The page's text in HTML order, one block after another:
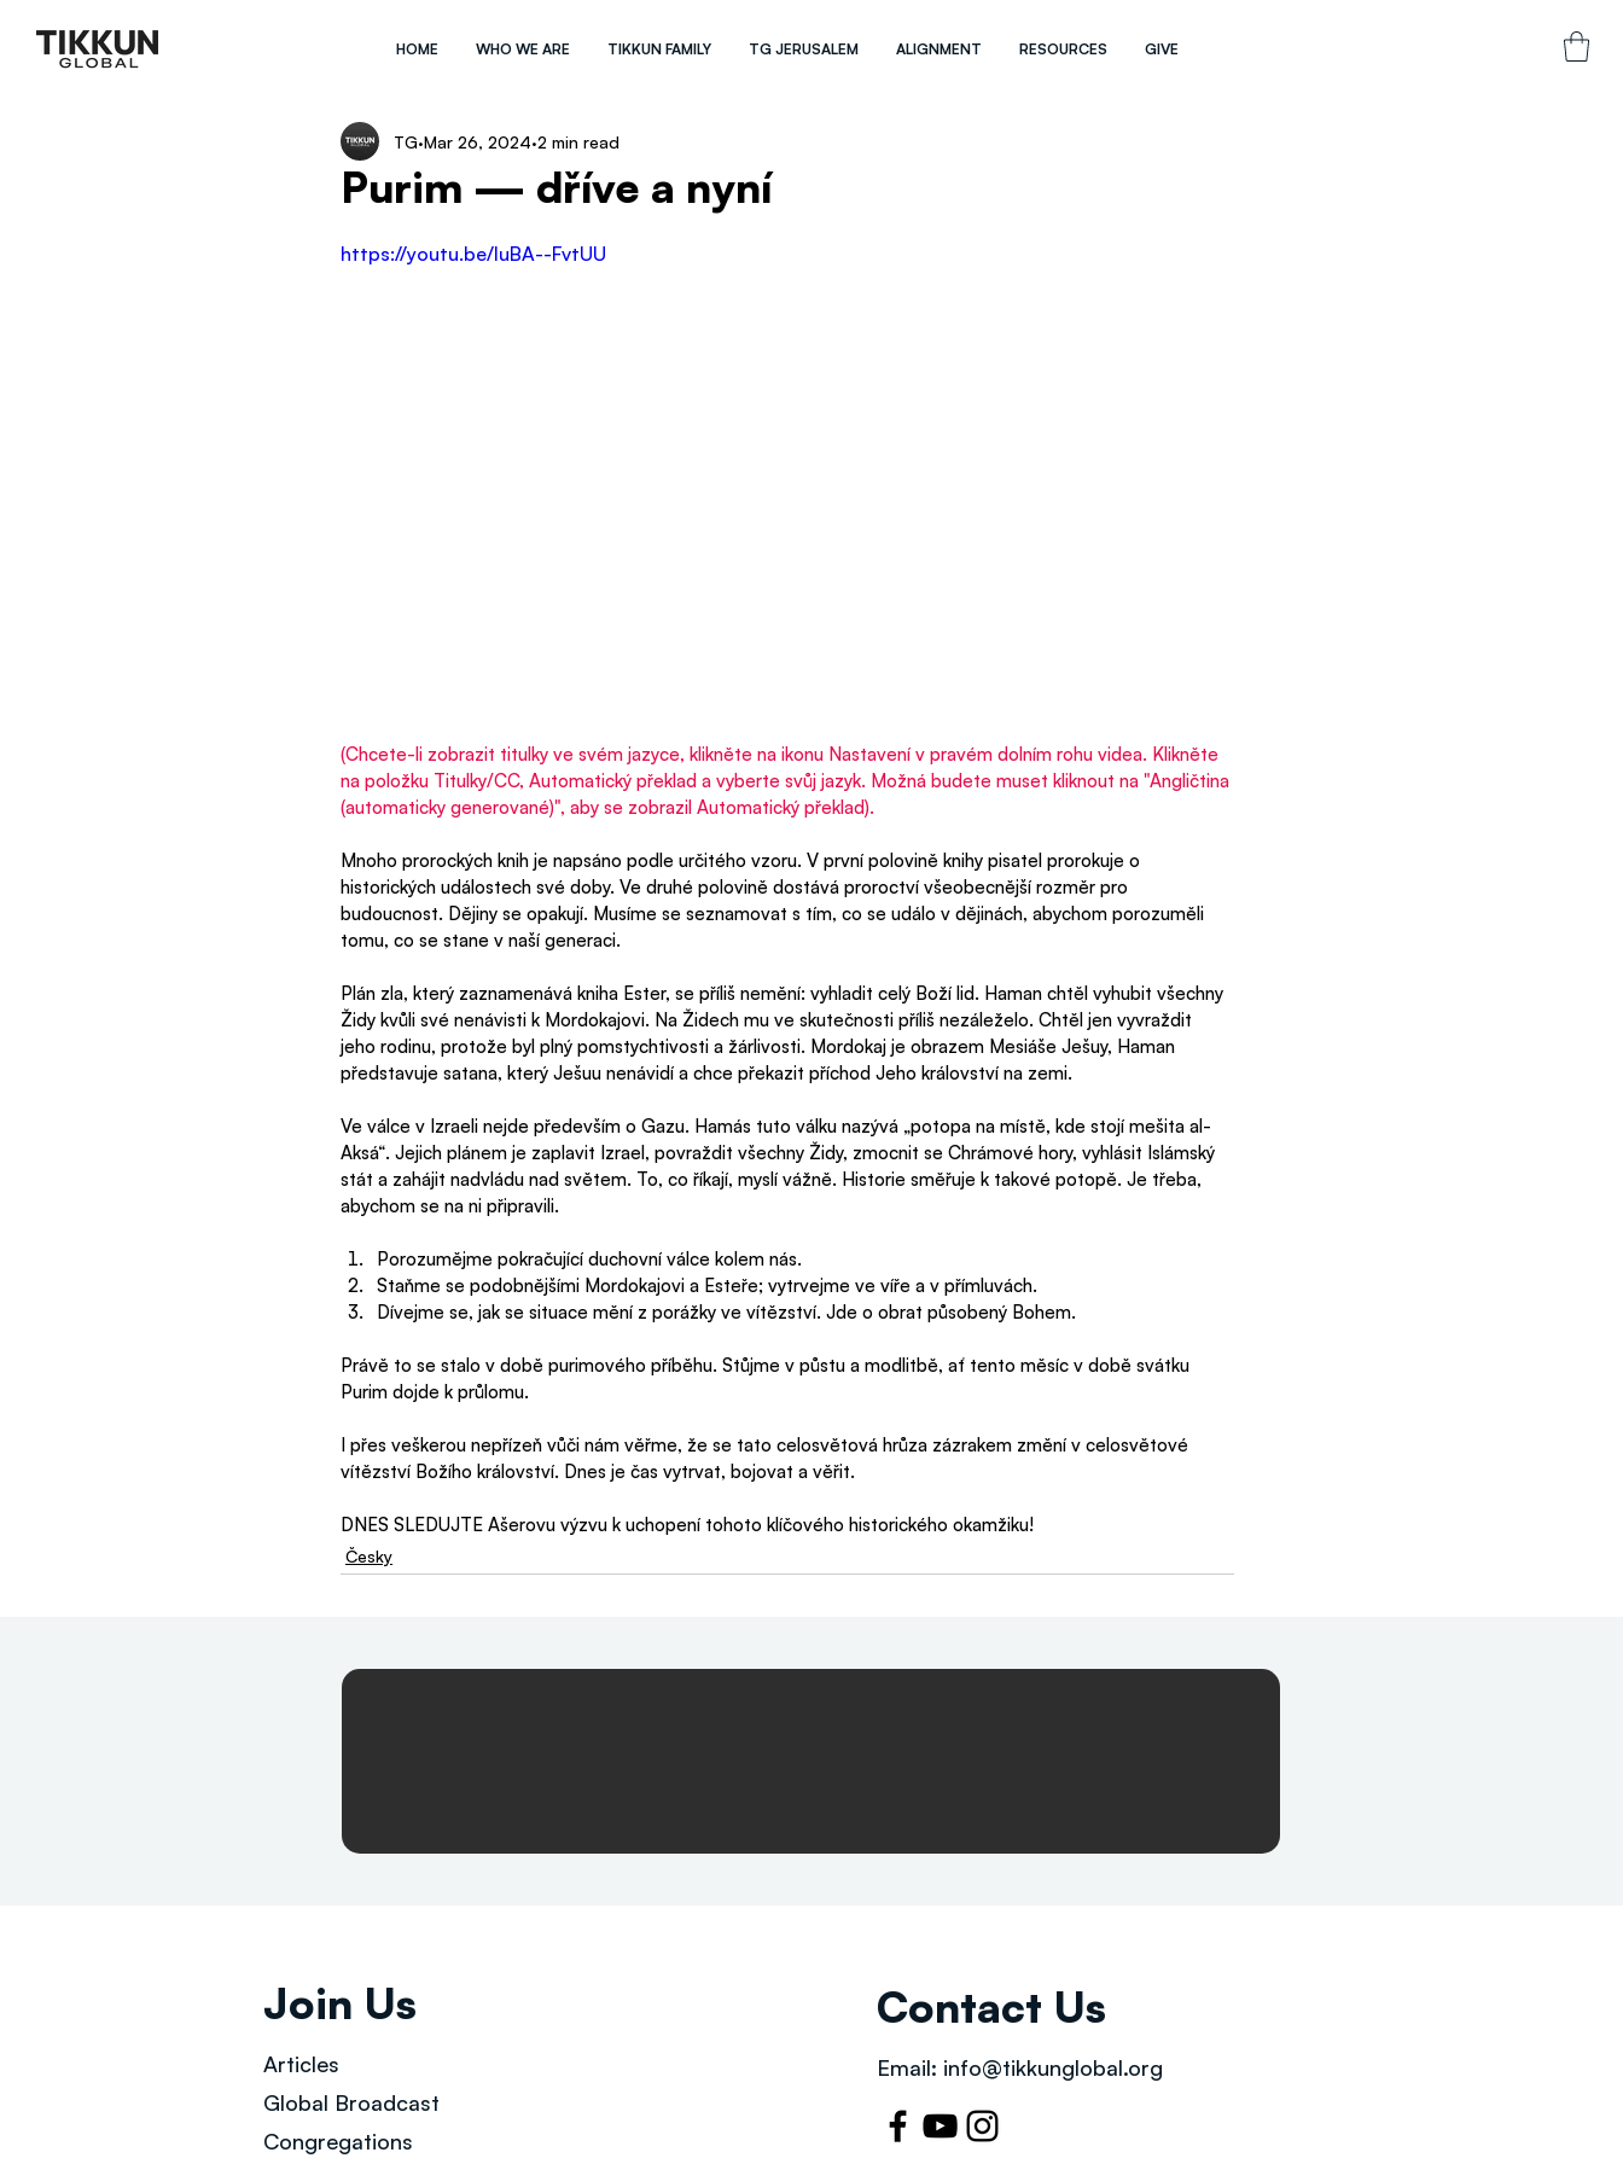
HOME WHO WE ARE TIKKUN FAMILY TG JERUSALEM ALIGNMENT RESOURCES GIVE
Purim — dříve a nyní
TG Mar 26, 2024 2 min read
https://youtu.be/IuBA--FvtUU
(Chcete-li zobrazit titulky ve svém jazyce, klikněte na ikonu Nastavení v pravém dolním rohu videa. Klikněte
na položku Titulky/CC, Automatický překlad a vyberte svůj jazyk. Možná budete muset kliknout na "Angličtina
(automaticky generované)", aby se zobrazil Automatický překlad).
Mnoho prorockých knih je napsáno podle určitého vzoru. V první polovině knihy pisatel prorokuje o
historických událostech své doby. Ve druhé polovině dostává proroctví všeobecnější rozměr pro
budoucnost. Dějiny se opakují. Musíme se seznamovat s tím, co se událo v dějinách, abychom porozuměli
tomu, co se stane v naší generaci.
Plán zla, který zaznamenává kniha Ester, se příliš nemění: vyhladit celý Boží lid. Haman chtěl vyhubit všechny
Židy kvůli své nenávisti k Mordokajovi. Na Židech mu ve skutečnosti příliš nezáleželo. Chtěl jen vyvraždit
jeho rodinu, protože byl plný pomstychtivosti a žárlivosti. Mordokaj je obrazem Mesiáše Ješuy, Haman
představuje satana, který Ješuu nenávidí a chce překazit příchod Jeho království na zemi.
Ve válce v Izraeli nejde především o Gazu. Hamás tuto válku nazývá „potopa na místě, kde stojí mešita al-
Aksá“. Jejich plánem je zaplavit Izrael, povraždit všechny Židy, zmocnit se Chrámové hory, vyhlásit Islámský
stát a zahájit nadvládu nad světem. To, co říkají, myslí vážně. Historie směřuje k takové potopě. Je třeba,
abychom se na ni připravili.
Porozumějme pokračující duchovní válce kolem nás.
Staňme se podobnějšími Mordokajovi a Esteře; vytrvejme ve víře a v přímluvách.
Dívejme se, jak se situace mění z porážky ve vítězství. Jde o obrat působený Bohem.
Právě to se stalo v době purimového příběhu. Stůjme v půstu a modlitbě, ať tento měsíc v době svátku
Purim dojde k průlomu.
I přes veškerou nepřízeň vůči nám věřme, že se tato celosvětová hrůza zázrakem změní v celosvětové
vítězství Božího království. Dnes je čas vytrvat, bojovat a věřit.
DNES SLEDUJTE Ašerovu výzvu k uchopení tohoto klíčového historického okamžiku!
Česky
Join Us
Articles
Global Broadcast
Congregations
Contact Us
Email: info@tikkunglobal.org